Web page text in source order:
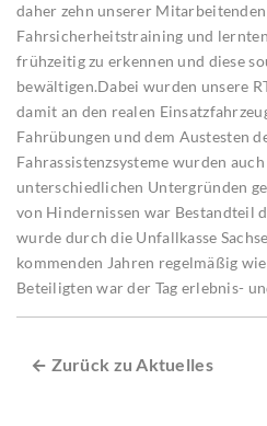
daher zehn unserer Mitarbeitenden
Fahrsicherheitstraining und
frühzeitig zu erkennen und diese
bewältigen.Dabei wurden unsere
damit an den realen
Fahrübungen und dem Austesten
Fahrassistenzsysteme wurden
unterschiedlichen Untergründen
von Hindernissen war Bestandteil
wurde durch die Unfallkasse
kommenden Jahren regelmäßig
Beteiligten war der Tag erlebnis-
← Zurück zu Aktuelles